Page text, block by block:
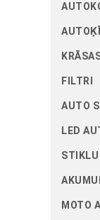
FILTRI
AUTO
LED
MOTO